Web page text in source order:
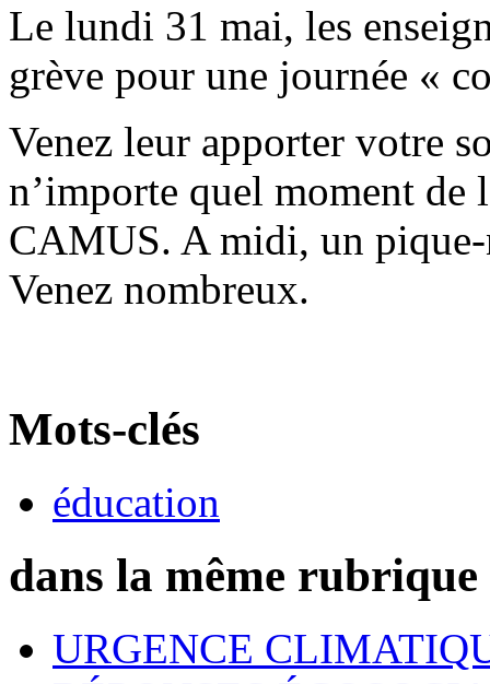
Le lundi 31 mai, les
grève pour une journée «
Venez leur apporter votre
n’importe quel moment de
CAMUS. A midi, un pique-
Venez nombreux.
Mots-clés
éducation
dans la même rubrique
URGENCE